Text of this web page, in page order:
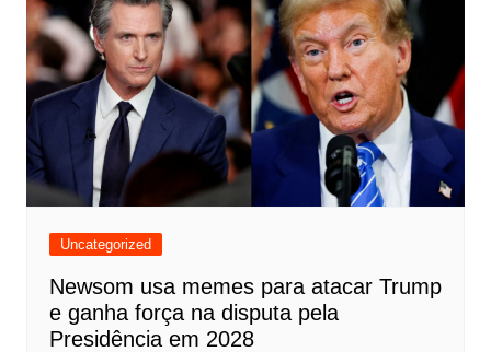
Uncategorized
Newsom usa memes para atacar Trump
e ganha força na disputa pela
Presidência em 2028